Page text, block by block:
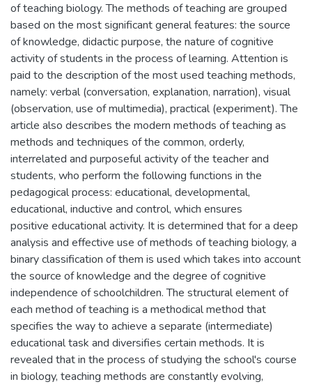
of teaching biology. The methods of teaching are grouped
based on the most significant general features: the source
of knowledge, didactic purpose, the nature of cognitive
activity of students in the process of learning. Attention is
paid to the description of the most used teaching methods,
namely: verbal (conversation, explanation, narration), visual
(observation, use of multimedia), practical (experiment). The
article also describes the modern methods of teaching as
methods and techniques of the common, orderly,
interrelated and purposeful activity of the teacher and
students, who perform the following functions in the
pedagogical process: educational, developmental,
educational, inductive and control, which ensures
positive educational activity. It is determined that for a deep
analysis and effective use of methods of teaching biology, a
binary classification of them is used which takes into account
the source of knowledge and the degree of cognitive
independence of schoolchildren. The structural element of
each method of teaching is a methodical method that
specifies the way to achieve a separate (intermediate)
educational task and diversifies certain methods. It is
revealed that in the process of studying the school's course
in biology, teaching methods are constantly evolving,